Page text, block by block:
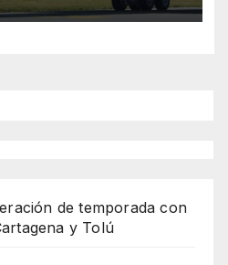
de temporada con
y Tolú